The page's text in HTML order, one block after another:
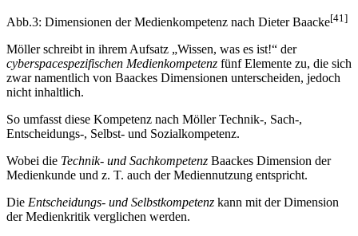
Abb.3: Dimensionen der Medienkompetenz nach Dieter Baacke[41]
Möller schreibt in ihrem Aufsatz „Wissen, was es ist!“ der
cyberspacespezifischen Medienkompetenz fünf Elemente zu, die sich
zwar namentlich von Baackes Dimensionen unterscheiden, jedoch
nicht inhaltlich.
So umfasst diese Kompetenz nach Möller Technik-, Sach-,
Entscheidungs-, Selbst- und Sozialkompetenz.
Wobei die Technik- und Sachkompetenz Baackes Dimension der
Medienkunde und z. T. auch der Mediennutzung entspricht.
Die Entscheidungs- und Selbstkompetenz kann mit der Dimension
der Medienkritik verglichen werden.